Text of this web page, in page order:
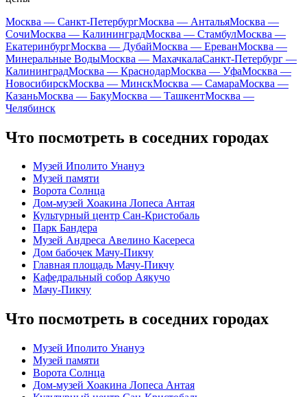
Москва — Санкт-ПетербургМосква — АнтальяМосква —
СочиМосква — КалининградМосква — СтамбулМосква —
ЕкатеринбургМосква — ДубайМосква — ЕреванМосква —
Минеральные ВодыМосква — МахачкалаСанкт-Петербург —
КалининградМосква — КраснодарМосква — УфаМосква —
НовосибирскМосква — МинскМосква — СамараМосква —
КазаньМосква — БакуМосква — ТашкентМосква —
Челябинск
Что посмотреть в соседних городах
Музей Иполито Унануэ
Музей памяти
Ворота Солнца
Дом-музей Хоакина Лопеса Антая
Культурный центр Сан-Кристобаль
Парк Бандера
Музей Андреса Авелино Касереса
Дом бабочек Мачу-Пикчу
Главная площадь Мачу-Пикчу
Кафедральный собор Аякучо
Мачу-Пикчу
Что посмотреть в соседних городах
Музей Иполито Унануэ
Музей памяти
Ворота Солнца
Дом-музей Хоакина Лопеса Антая